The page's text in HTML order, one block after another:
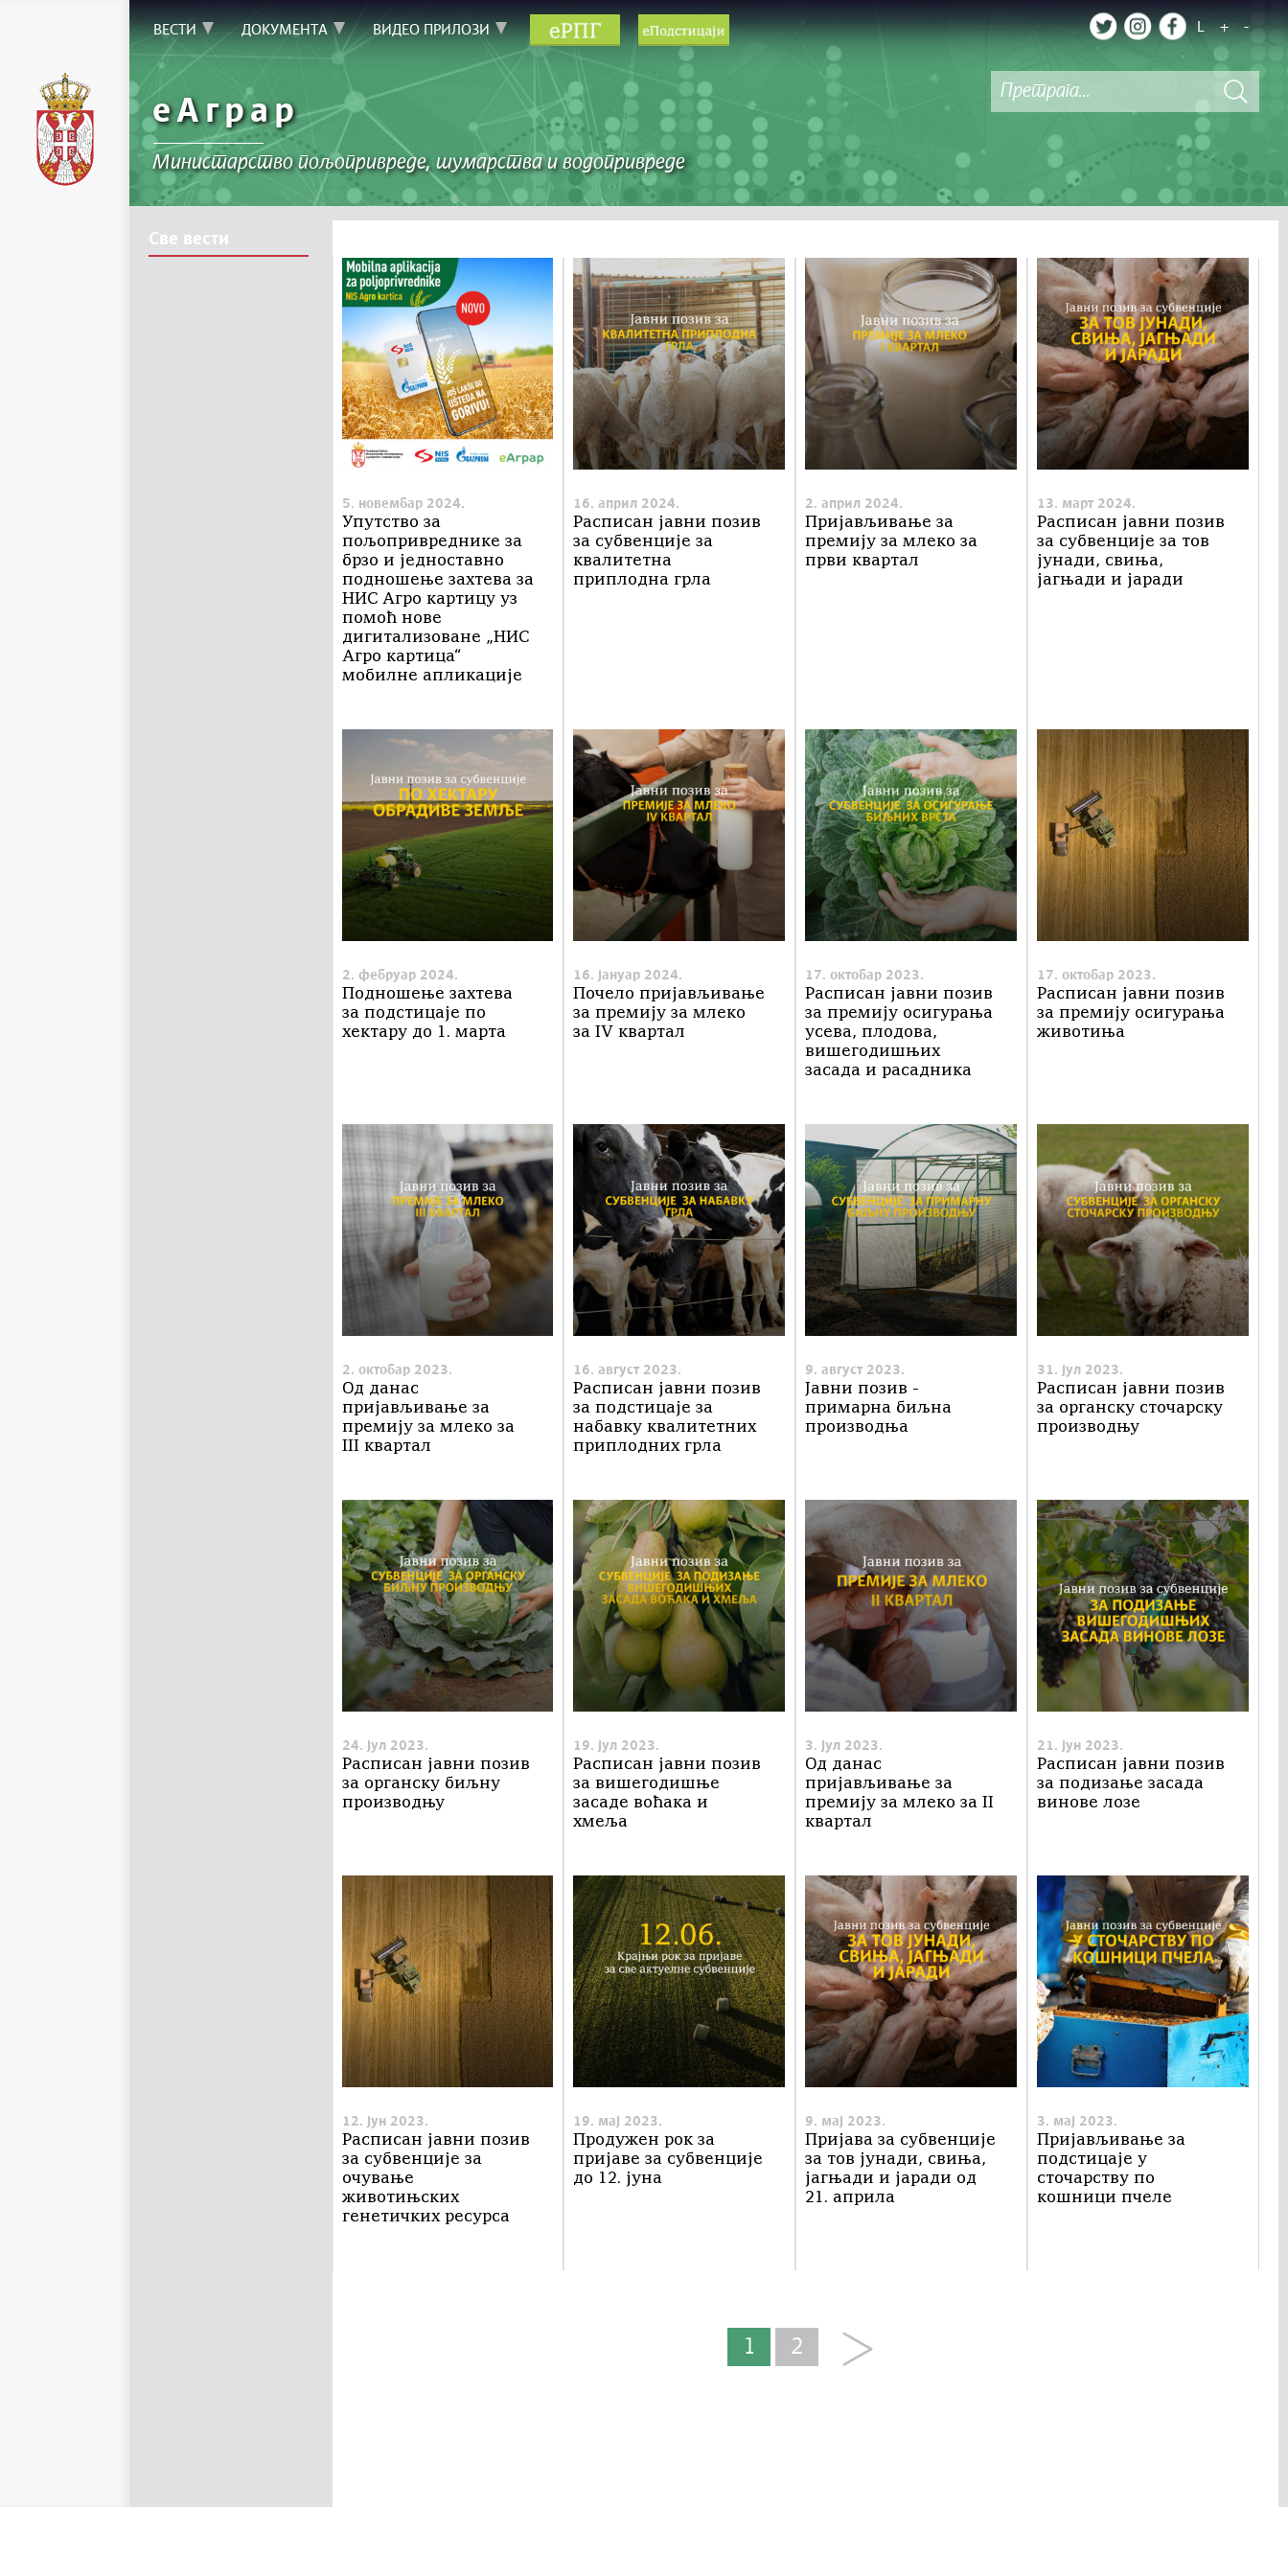
ВЕСТИ ДОКУМЕНТА ВИДЕО ПРИЛОЗИ L + -
еАграр
Министарство пољопривреде, шумарства и водопривреде
Све вести
5. новембар 2024.
Упутство за
пољопривреднике за
брзо и једноставно
подношење захтева за
НИС Агро картицу уз
помоћ нове
дигитализоване „НИС
Агро картица“
мобилне апликације
16. април 2024.
Расписан јавни позив
за субвенције за
квалитетна
приплодна грла
2. април 2024.
Пријављивање за
премију за млеко за
први квартал
13. март 2024.
Расписан jавни позив
за субвенције за тов
јунади, свиња,
јагњади и јаради
2. фебруар 2024.
Подношење захтева
за подстицаје по
хектару до 1. марта
16. јануар 2024.
Почело пријављивање
за премију за млеко
за IV квартал
17. октобар 2023.
Расписан јавни позив
за премију осигурања
усева, плодова,
вишегодишњих
засада и расадника
17. октобар 2023.
Расписан јавни позив
за премију осигурања
животиња
2. октобар 2023.
Од данас
пријављивање за
премију за млеко за
III квартал
16. август 2023.
Расписан јавни позив
за подстицаје за
набавку квалитетних
приплодних грла
9. август 2023.
Јавни позив -
примарна биљна
производња
31. јул 2023.
Расписан јавни позив
за органску сточарску
производњу
24. јул 2023.
Расписан јавни позив
за органску биљну
производњу
19. јул 2023.
Расписан јавни позив
за вишегодишње
засаде воћака и
хмеља
3. јул 2023.
Од данас
пријављивање за
премију за млеко за II
квартал
21. јун 2023.
Расписан јавни позив
за подизање засада
винове лозе
12. јун 2023.
Расписан јавни позив
за субвенције за
очување
животињских
генетичких ресурса
19. мај 2023.
Продужен рок за
пријаве за субвенције
до 12. јуна
9. мај 2023.
Пријава за субвенције
за тов јунади, свиња,
јагњади и јаради од
21. априла
3. мај 2023.
Пријављивање за
подстицаје у
сточарству по
кошници пчеле
1 2